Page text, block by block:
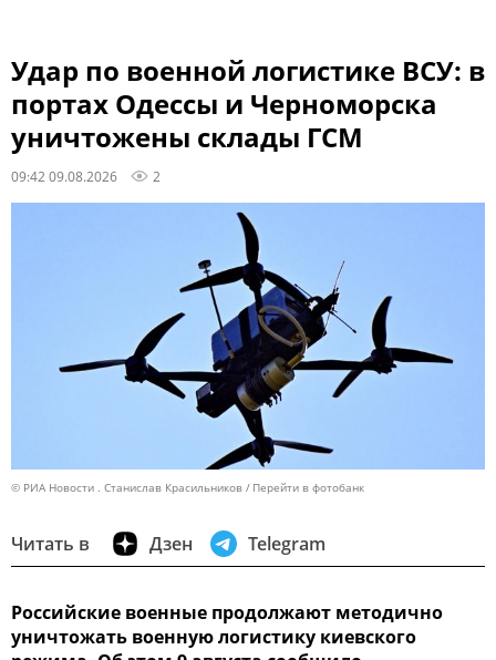
Удар по военной логистике ВСУ: в
портах Одессы и Черноморска
уничтожены склады ГСМ
09:42 09.08.2026 2
© РИА Новости . Станислав Красильников Перейти в фотобанк
Читать в Дзен Telegram
Российские военные продолжают методично
уничтожать военную логистику киевского